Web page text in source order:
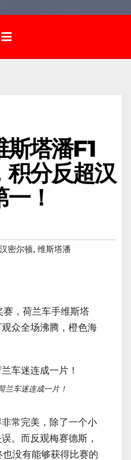
塔潘F1
积分反超汉
！
汉密尔顿, 维斯塔潘
，荷兰车手维斯塔
众全场沸腾，橙色海
兰车迷连成一片！
非常完美，除了一个小
。而反观梅赛德斯，
没有能够获得比赛的